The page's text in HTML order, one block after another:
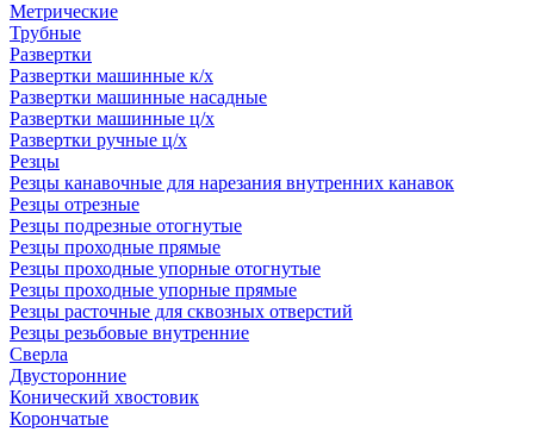
Метрические
Трубные
Развертки
Развертки машинные к/х
Развертки машинные насадные
Развертки машинные ц/х
Развертки ручные ц/х
Резцы
Резцы канавочные для нарезания внутренних канавок
Резцы отрезные
Резцы подрезные отогнутые
Резцы проходные прямые
Резцы проходные упорные отогнутые
Резцы проходные упорные прямые
Резцы расточные для сквозных отверстий
Резцы резьбовые внутренние
Сверла
Двусторонние
Конический хвостовик
Корончатые